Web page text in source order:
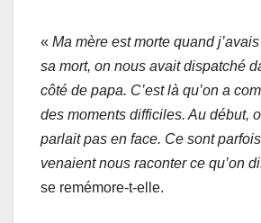
« Ma mère est morte quand
sa mort, on nous avait dispatché
côté de papa. C’est là qu’on a
des moments difficiles. Au début,
parlait pas en face. Ce sont
venaient nous raconter ce qu’on
se remémore-t-elle.